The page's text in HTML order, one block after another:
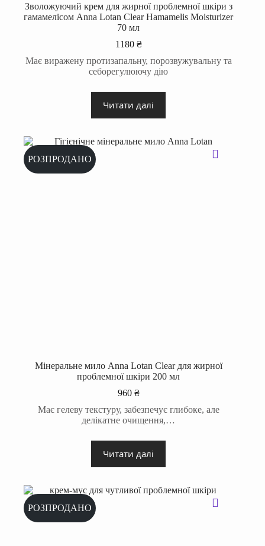
Зволожуючий крем для жирної проблемної шкіри з
гамамелісом Anna Lotan Clear Hamamelis Moisturizer
70 мл
1180 ₴
Має виражену протизапальну, порозвужувальну та
себорегулюючу дію
Читати далі
РОЗПРОДАНО
Мінеральне мило Anna Lotan Clear для жирної
проблемної шкіри 200 мл
960 ₴
Має гелеву текстуру, забезпечує глибоке, але
делікатне очищення,…
Читати далі
РОЗПРОДАНО